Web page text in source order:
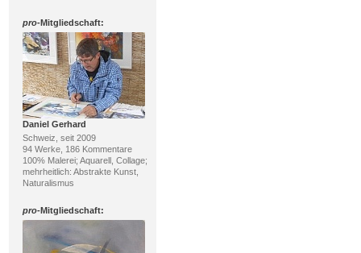
pro-Mitgliedschaft:
Daniel Gerhard
Schweiz, seit 2009
94 Werke, 186 Kommentare
100% Malerei; Aquarell, Collage;
mehrheitlich: Abstrakte Kunst,
Naturalismus
pro-Mitgliedschaft: